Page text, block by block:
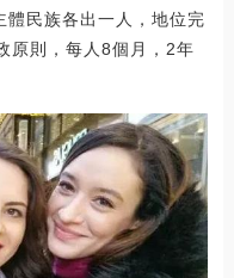
體民族各出一人，地位完
原則，每人8個月，2年